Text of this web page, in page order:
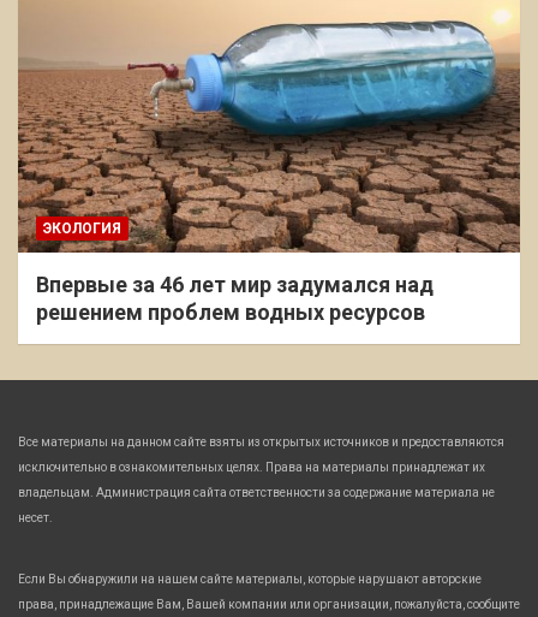
ЭКОЛОГИЯ
Впервые за 46 лет мир задумался над
решением проблем водных ресурсов
Все материалы на данном сайте взяты из открытых источников и предоставляются
исключительно в ознакомительных целях. Права на материалы принадлежат их
владельцам. Администрация сайта ответственности за содержание материала не
несет.
Если Вы обнаружили на нашем сайте материалы, которые нарушают авторские
права, принадлежащие Вам, Вашей компании или организации, пожалуйста, сообщите